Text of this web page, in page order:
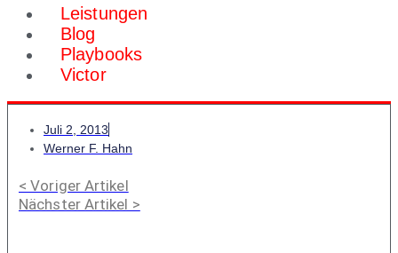
Leistungen
Blog
Playbooks
Victor
Juli 2, 2013
Werner F. Hahn
< Voriger Artikel
Nächster Artikel >